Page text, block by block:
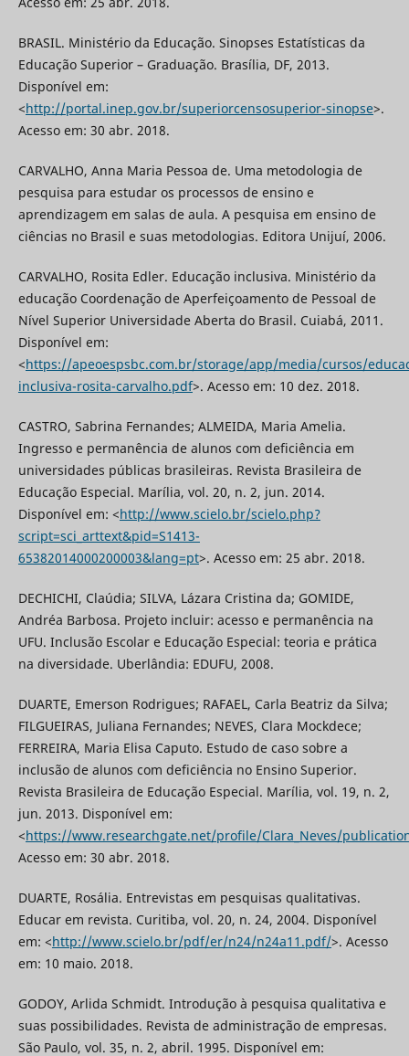
BRASIL. Ministério da Educação. Sinopses Estatísticas da
Educação Superior – Graduação. Brasília, DF, 2013.
Disponível em:
<http://portal.inep.gov.br/superiorcensosuperior-sinopse>.
Acesso em: 30 abr. 2018.
CARVALHO, Anna Maria Pessoa de. Uma metodologia de
pesquisa para estudar os processos de ensino e
aprendizagem em salas de aula. A pesquisa em ensino de
ciências no Brasil e suas metodologias. Editora Unijuí, 2006.
CARVALHO, Rosita Edler. Educação inclusiva. Ministério da
educação Coordenação de Aperfeiçoamento de Pessoal de
Nível Superior Universidade Aberta do Brasil. Cuiabá, 2011.
Disponível em:
<https://apeoespsbc.com.br/storage/app/media/cursos/
inclusiva-rosita-carvalho.pdf>. Acesso em: 10 dez. 2018.
CASTRO, Sabrina Fernandes; ALMEIDA, Maria Amelia.
Ingresso e permanência de alunos com deficiência em
universidades públicas brasileiras. Revista Brasileira de
Educação Especial. Marília, vol. 20, n. 2, jun. 2014.
Disponível em: <http://www.scielo.br/scielo.php?
script=sci_arttext&pid=S1413-
65382014000200003&lang=pt>. Acesso em: 25 abr. 2018.
DECHICHI, Claúdia; SILVA, Lázara Cristina da; GOMIDE,
Andréa Barbosa. Projeto incluir: acesso e permanência na
UFU. Inclusão Escolar e Educação Especial: teoria e prática
na diversidade. Uberlândia: EDUFU, 2008.
DUARTE, Emerson Rodrigues; RAFAEL, Carla Beatriz da Silva;
FILGUEIRAS, Juliana Fernandes; NEVES, Clara Mockdece;
FERREIRA, Maria Elisa Caputo. Estudo de caso sobre a
inclusão de alunos com deficiência no Ensino Superior.
Revista Brasileira de Educação Especial. Marília, vol. 19, n. 2,
jun. 2013. Disponível em:
<https://www.researchgate.net/profile/Clara_Neves/
Acesso em: 30 abr. 2018.
DUARTE, Rosália. Entrevistas em pesquisas qualitativas.
Educar em revista. Curitiba, vol. 20, n. 24, 2004. Disponível
em: <http://www.scielo.br/pdf/er/n24/n24a11.pdf/>. Acesso
em: 10 maio. 2018.
GODOY, Arlida Schmidt. Introdução à pesquisa qualitativa e
suas possibilidades. Revista de administração de empresas.
São Paulo, vol. 35, n. 2, abril. 1995. Disponível em: